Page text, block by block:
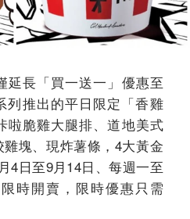
延長「買一送一」優惠至
列推出的平日限定「香雞
啦脆雞大腿排、道地美式
塊、現炸薯條，4大黃金
4日至9月14日、每週一至
時開賣，限時優惠只需